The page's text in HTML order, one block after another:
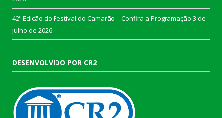
42º Edição do Festival do Camarão – Confira a Programação 3 de
julho de 2026
DESENVOLVIDO POR CR2